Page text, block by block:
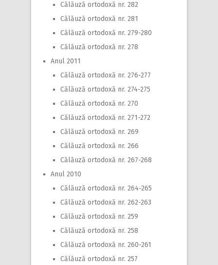
Călăuză ortodoxă nr. 282
Călăuză ortodoxă nr. 281
Călăuză ortodoxă nr. 279-280
Călăuză ortodoxă nr. 278
Anul 2011
Călăuză ortodoxă nr. 276-277
Călăuză ortodoxă nr. 274-275
Călăuză ortodoxă nr. 270
Călăuză ortodoxă nr. 271-272
Călăuză ortodoxă nr. 269
Călăuză ortodoxă nr. 266
Călăuză ortodoxă nr. 267-268
Anul 2010
Călăuză ortodoxă nr. 264-265
Călăuză ortodoxă nr. 262-263
Călăuză ortodoxă nr. 259
Călăuză ortodoxă nr. 258
Călăuză ortodoxă nr. 260-261
Călăuză ortodoxă nr. 257